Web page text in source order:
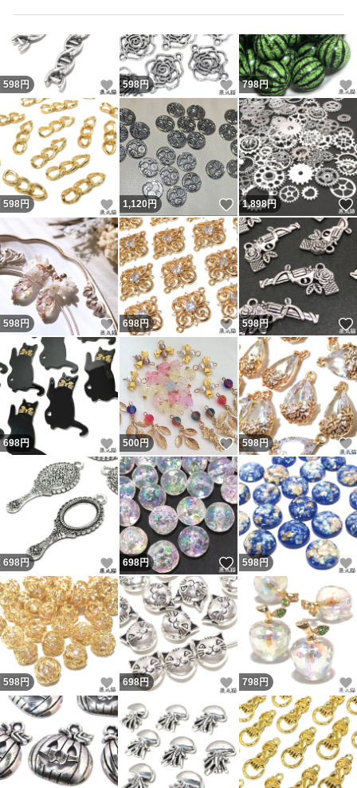
598円 いいね！
598円 いいね！
798円
598円 いいね！
1,120円 いいね！
1,898円
598円 いいね！
698円 いいね！
598円
698円 いいね！
500円 いいね！
598円
698円 いいね！
698円 いいね！
598円
598円 いいね！
698円 いいね！
798円